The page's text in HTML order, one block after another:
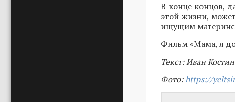
В конце концов,
этой жизни,
ищущим
Фильм «Мама, я
Текст: Иван Костин
Фото:https://